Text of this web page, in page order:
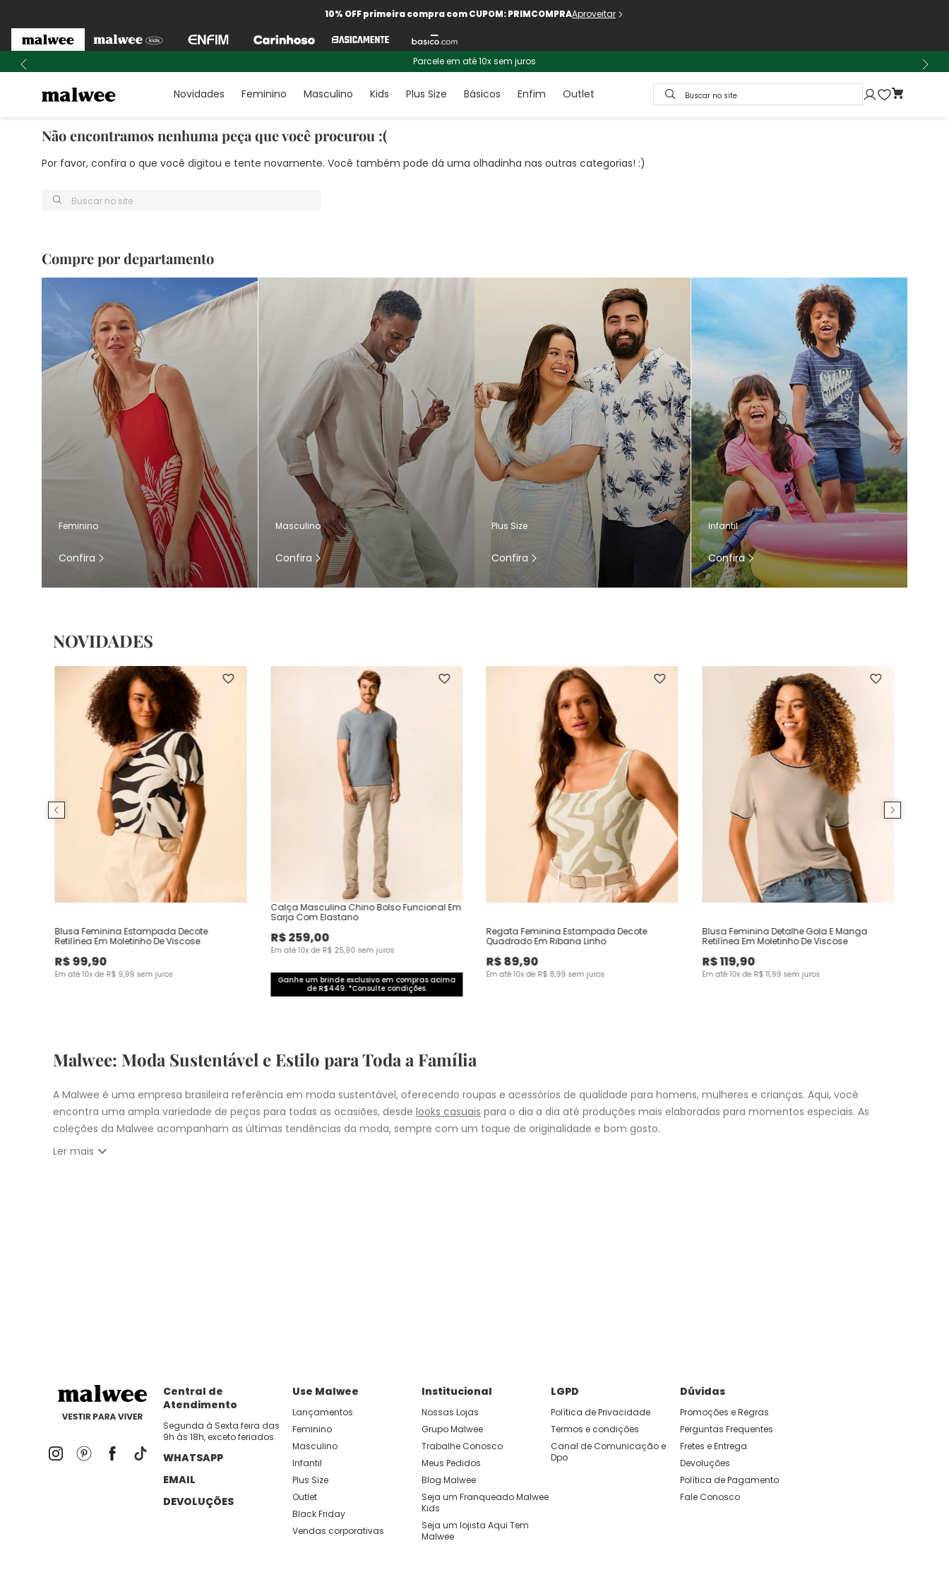
10% OFF primeira compra com CUPOM: PRIMCOMPRAAproveitar
Parcele em até 10x sem juros
Novidades Feminino Masculino Kids Plus Size Básicos Enfim Outlet Buscar no site
Não encontramos nenhuma peça que você procurou :(
Por favor, confira o que você digitou e tente novamente. Você também pode dá uma olhadinha nas outras categorias! :)
Buscar no site
Compre por departamento
Feminino
Confira
Masculino
Confira
Plus Size
Confira
Infantil
Confira
NOVIDADES
Blusa Feminina Estampada Decote
Retilínea Em Moletinho De Viscose
R$99,90
Em até10x de R$ 9,99 sem juros
Calça Masculina Chino Bolso Funcional Em
Sarja Com Elastano
R$259,00
Em até10x de R$ 25,90 sem juros
Ganhe um brinde exclusivo em compras acima
de R$449. *Consulte condições.
Regata Feminina Estampada Decote
Quadrado Em Ribana Linho
R$89,90
Em até10x de R$ 8,99 sem juros
Blusa Feminina Detalhe Gola E Manga
Retilínea Em Moletinho De Viscose
R$119,90
Em até10x de R$ 11,99 sem juros
Malwee: Moda Sustentável e Estilo para Toda a Família
A Malwee é uma empresa brasileira referência em moda sustentável, oferecendo roupas e acessórios de qualidade para homens, mulheres e crianças. Aqui, você
encontra uma ampla variedade de peças para todas as ocasiões, desde looks casuais para o dia a dia até produções mais elaboradas para momentos especiais. As
coleções da Malwee acompanham as últimas tendências da moda, sempre com um toque de originalidade e bom gosto.
Ler mais expand_more
Central de
Atendimento
Segunda à Sexta feira das
9h às 18h, exceto feriados.
WHATSAPP
EMAIL
DEVOLUÇÕES
Use Malwee
Lançamentos
Feminino
Masculino
Infantil
Plus Size
Outlet
Black Friday
Vendas corporativas
Institucional
Nossas Lojas
Grupo Malwee
Trabalhe Conosco
Meus Pedidos
Blog Malwee
Seja um Franqueado Malwee
Kids
Seja um lojista Aqui Tem
Malwee
LGPD
Política de Privacidade
Termos e condições
Canal de Comunicação e
Dpo
Dúvidas
Promoções e Regras
Perguntas Frequentes
Fretes e Entrega
Devoluções
Política de Pagamento
Fale Conosco